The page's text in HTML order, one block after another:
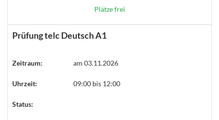
Plätze frei
Prüfung telc Deutsch A1
Zeitraum: am 03.11.2026
Uhrzeit: 09:00 bis 12:00
Status: